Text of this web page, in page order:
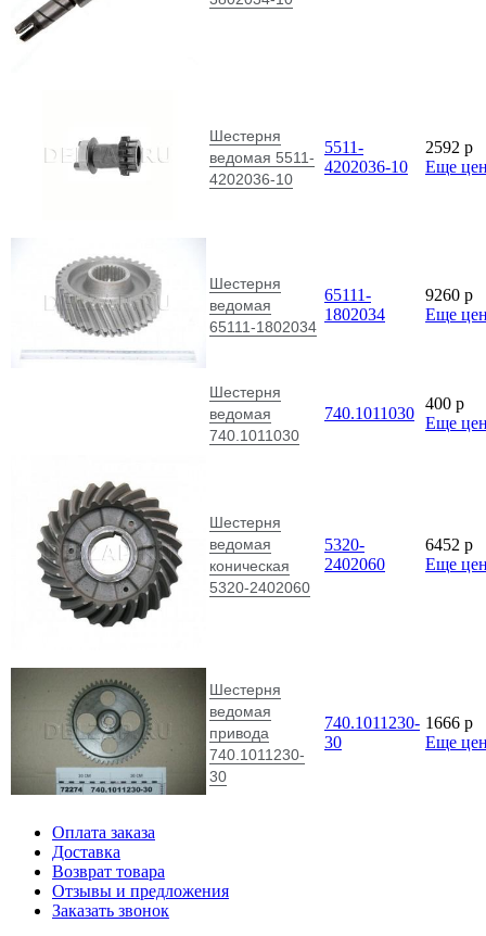
Шестерня
ведомая 5511-
4202036-10
5511-
4202036-10
2592 p
Еще
Шестерня
ведомая
65111-1802034
65111-
1802034
9260 p
Еще
Шестерня
ведомая
740.1011030
740.1011030
400 p
Еще
Шестерня
ведомая
коническая
5320-2402060
5320-
2402060
6452 p
Еще
Шестерня
ведомая
привода
740.1011230-
30
740.1011230-
30
1666 p
Еще
Оплата заказа
Доставка
Возврат товара
Отзывы и предложения
Заказать звонок